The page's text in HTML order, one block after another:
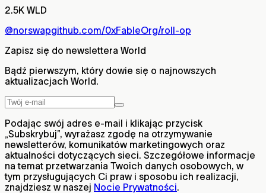
2.5K WLD
@norswapgithub.com/0xFableOrg/roll-op
Zapisz się do newslettera World
Bądź pierwszym, który dowie się o najnowszych
aktualizacjach World.
Podając swój adres e-mail i klikając przycisk
„Subskrybuj”, wyrażasz zgodę na otrzymywanie
newsletterów, komunikatów marketingowych oraz
aktualności dotyczących sieci. Szczegółowe informacje
na temat przetwarzania Twoich danych osobowych, w
tym przysługujących Ci praw i sposobu ich realizacji,
znajdziesz w naszej Nocie Prywatności.